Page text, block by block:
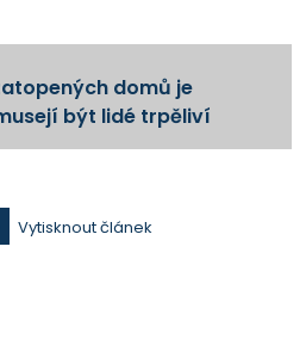
domů je
být lidé trpěliví
Vytisknout článek